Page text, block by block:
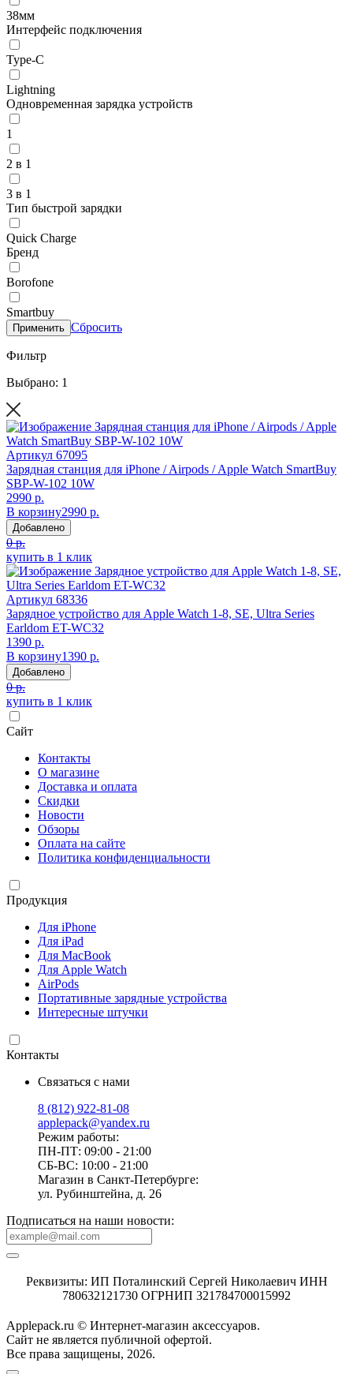
38мм
Интерфейс подключения
Type-C
Lightning
Одновременная зарядка устройств
1
2 в 1
3 в 1
Тип быстрой зарядки
Quick Charge
Бренд
Borofone
Smartbuy
Применить Сбросить
Фильтр
Выбрано: 1
Артикул 67095
Зарядная станция для iPhone / Airpods / Apple Watch SmartBuy
SBP-W-102 10W
2990 р.
В корзину2990 р.
Добавлено
0 р.
купить в 1 клик
Артикул 68336
Зарядное устройство для Apple Watch 1-8, SE, Ultra Series
Earldom ET-WC32
1390 р.
В корзину1390 р.
Добавлено
0 р.
купить в 1 клик
Сайт
Контакты
О магазине
Доставка и оплата
Скидки
Новости
Обзоры
Оплата на сайте
Политика конфиденциальности
Продукция
Для iPhone
Для iPad
Для MacBook
Для Apple Watch
AirPods
Портативные зарядные устройства
Интересные штучки
Контакты
Связаться с нами
8 (812) 922-81-08
applepack@yandex.ru
Режим работы:
ПН-ПТ: 09:00 - 21:00
СБ-ВС: 10:00 - 21:00
Магазин в Санкт-Петербурге:
ул. Рубинштейна, д. 26
Подписаться на наши новости:
Реквизиты: ИП Поталинский Сергей Николаевич ИНН
780632121730 ОГРНИП 321784700015992
Applepack.ru © Интернет-магазин аксессуаров.
Cайт не является публичной офертой.
Все права защищены, 2026.